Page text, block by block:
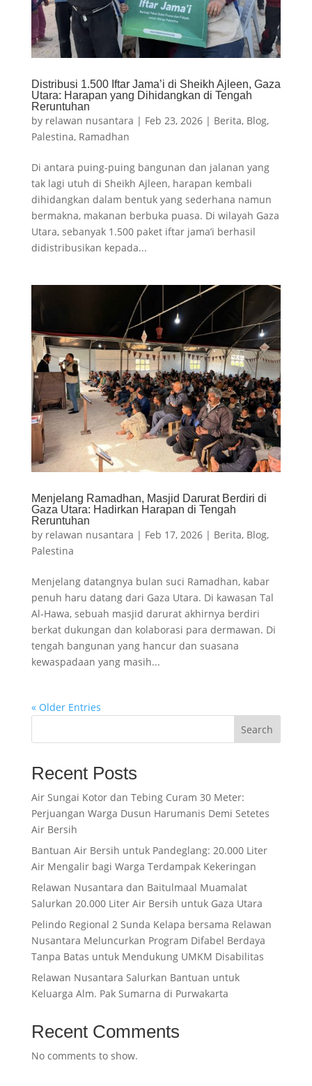
Distribusi 1.500 Iftar Jama’i di Sheikh Ajleen, Gaza
Utara: Harapan yang Dihidangkan di Tengah
Reruntuhan
by relawan nusantara | Feb 23, 2026| Berita, Blog,
Palestina, Ramadhan
Di antara puing-puing bangunan dan jalanan yang
tak lagi utuh di Sheikh Ajleen, harapan kembali
dihidangkan dalam bentuk yang sederhana namun
bermakna, makanan berbuka puasa. Di wilayah Gaza
Utara, sebanyak 1.500 paket iftar jama’i berhasil
didistribusikan kepada...
Menjelang Ramadhan, Masjid Darurat Berdiri di
Gaza Utara: Hadirkan Harapan di Tengah
Reruntuhan
by relawan nusantara | Feb 17, 2026| Berita, Blog,
Palestina
Menjelang datangnya bulan suci Ramadhan, kabar
penuh haru datang dari Gaza Utara. Di kawasan Tal
Al-Hawa, sebuah masjid darurat akhirnya berdiri
berkat dukungan dan kolaborasi para dermawan. Di
tengah bangunan yang hancur dan suasana
kewaspadaan yang masih...
« Older Entries
Search
Recent Posts
Air Sungai Kotor dan Tebing Curam 30 Meter:
Perjuangan Warga Dusun Harumanis Demi Setetes
Air Bersih
Bantuan Air Bersih untuk Pandeglang: 20.000 Liter
Air Mengalir bagi Warga Terdampak Kekeringan
Relawan Nusantara dan Baitulmaal Muamalat
Salurkan 20.000 Liter Air Bersih untuk Gaza Utara
Pelindo Regional 2 Sunda Kelapa bersama Relawan
Nusantara Meluncurkan Program Difabel Berdaya
Tanpa Batas untuk Mendukung UMKM Disabilitas
Relawan Nusantara Salurkan Bantuan untuk
Keluarga Alm. Pak Sumarna di Purwakarta
Recent Comments
No comments to show.